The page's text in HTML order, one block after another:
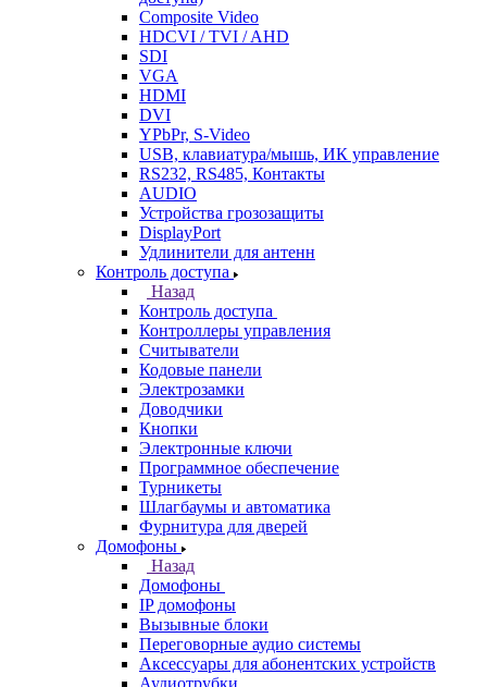
Composite Video
HDCVI / TVI / AHD
SDI
VGA
HDMI
DVI
YPbPr, S-Video
USB, клавиатура/мышь, ИК управление
RS232, RS485, Контакты
AUDIO
Устройства грозозащиты
DisplayPort
Удлинители для антенн
Контроль доступа
Назад
Контроль доступа
Контроллеры управления
Считыватели
Кодовые панели
Электрозамки
Доводчики
Кнопки
Электронные ключи
Программное обеспечение
Турникеты
Шлагбаумы и автоматика
Фурнитура для дверей
Домофоны
Назад
Домофоны
IP домофоны
Вызывные блоки
Переговорные аудио системы
Аксессуары для абонентских устройств
Аудиотрубки